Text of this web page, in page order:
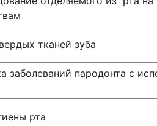
тканей зуба
заболеваний пародонта с
рта